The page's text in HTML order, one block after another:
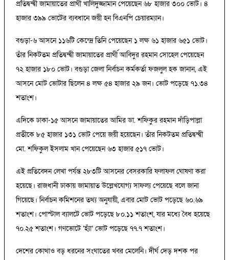
প্রতিদ্বন্দ্বী জামায়াতের প্রার্থী খালিদুজ্জামান পেয়েছেন ৬৮ হাজার ৩০০ ভোট। ৪
হাজার ৩৯৯ ভোটের ব্যবধানে জয়ী হন বিএনপি চেয়ারম্যান।
বগুড়া-৬ আসনে ১১৬টি কেন্দ্রে তিনি পেয়েছেন ১ লক্ষ ৬১ হাজার ৬৫১ ভোট।
তাঁর নিকটতম প্রতিদ্বন্দ্বী জামায়াতের প্রার্থী আবিদুর রহমান সোহেল পেয়েছেন
৭২ হাজার ১৮০ ভোট। বগুড়া জেলা নির্বাচন কর্মকর্তা ফজলুল হক জানান, এই
আসনে মোট ভোটার ছিলেন ৪ লক্ষ ৫৪ হাজার ২৯ জন। ভোট পড়েছে ৭১.৩৪
শতাংশ।
এদিকে ঢাকা-১৫ আসনে জামায়াতের আমির ডা. শফিকুর রহমান দাঁড়িপাল্লা
প্রতীকে ৮৫ হাজার ১৩১ ভোট পেয়ে জয়ী হয়েছেন। তাঁর নিকটতম প্রতিদ্বন্দ্বী
মো. শফিকুল ইসলাম খান পেয়েছেন ৬৩ হাজার ৫১৭ ভোট।
এই প্রতিবেদন লেখা পর্যন্ত ২৮৩টি আসনের বেসরকারি ফলাফল ঘোষণা করা
হয়েছে। রাজধানী ঢাকায় জামায়াত উল্লেখযোগ্য সাফল্য পেয়েছে বলে জানা
গিয়েছে। নির্বাচন কমিশনের তথ্য অনুযায়ী, এবার মোট ভোট পড়েছে ৬০.৬৯
শতাংশ। পোস্টাল ব্যালটে ভোট পড়েছে ৮০.১১ শতাংশ, যার মধ্যে বৈধ হয়েছে
৭০.২৫ শতাংশ। গণভোটে ‘হ্যাঁ’ ভোট পড়েছে ৭৭.৭ শতাংশ।
দেশের কোথাও বড় ধরনের সংঘাতের খবর মেলেনি। দীর্ঘ দেড় দশক পর